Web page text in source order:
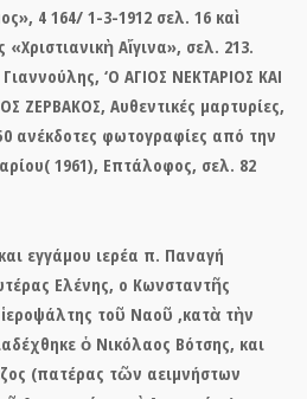
4 164/ 1-3-1912 σελ. 16 καὶ
Αἴγινα», σελ. 213.
‘Ο ΑΓΙΟΣ ΝΕΚΤΑΡΙΟΣ ΚΑΙ
ΖΕΡΒΑΚΟΣ, Αυθεντικές μαρτυρίες,
ανέκδοτες φωτογραφίες από την
1961), Επτάλοφος, σελ. 82
εγγάμου ιερέα π. Παναγή
Ελένης, ο Κωνσταντῆς
τοῦ Ναοῦ ,κατὰ τὴν
ὁ Νικόλαος Βότσης, και
(πατέρας τῶν αειμνήστων